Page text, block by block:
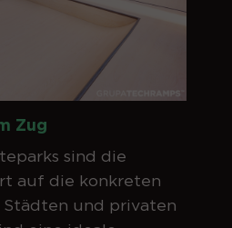
Zug
sind die
auf die konkreten
Städten und privaten